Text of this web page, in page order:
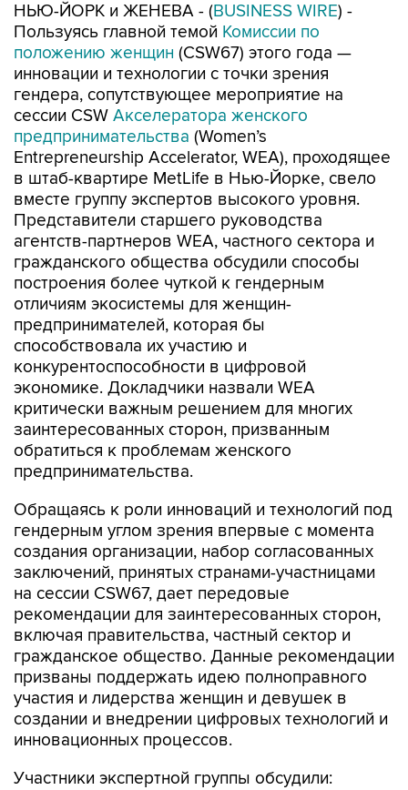
НЬЮ-ЙОРК и ЖЕНЕВА - (BUSINESS WIRE) -
Пользуясь главной темой Комиссии по
положению женщин (CSW67) этого года —
инновации и технологии с точки зрения
гендера, сопутствующее мероприятие на
сессии CSW Акселератора женского
предпринимательства (Women’s
Entrepreneurship Accelerator, WEA), проходящее
в штаб-квартире MetLife в Нью-Йорке, свело
вместе группу экспертов высокого уровня.
Представители старшего руководства
агентств-партнеров WEA, частного сектора и
гражданского общества обсудили способы
построения более чуткой к гендерным
отличиям экосистемы для женщин-
предпринимателей, которая бы
способствовала их участию и
конкурентоспособности в цифровой
экономике. Докладчики назвали WEA
критически важным решением для многих
заинтересованных сторон, призванным
обратиться к проблемам женского
предпринимательства.
Обращаясь к роли инноваций и технологий под
гендерным углом зрения впервые с момента
создания организации, набор согласованных
заключений, принятых странами-участницами
на сессии CSW67, дает передовые
рекомендации для заинтересованных сторон,
включая правительства, частный сектор и
гражданское общество. Данные рекомендации
призваны поддержать идею полноправного
участия и лидерства женщин и девушек в
создании и внедрении цифровых технологий и
инновационных процессов.
Участники экспертной группы обсудили: